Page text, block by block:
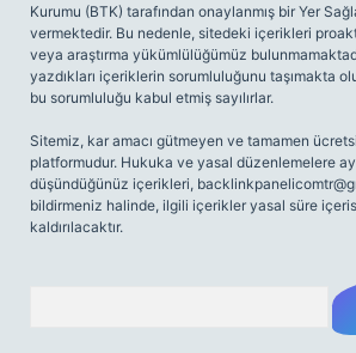
Kurumu (BTK) tarafından onaylanmış bir Yer
vermektedir. Bu nedenle, sitedeki içerikleri
veya araştırma yükümlülüğümüz
yazdıkları içeriklerin sorumluluğunu taşımakta
bu sorumluluğu kabul etmiş sayılırlar.
Sitemiz, kar amacı gütmeyen ve tamamen
platformudur. Hukuka ve yasal düzenlemelere
düşündüğünüz içerikleri,
bildirmeniz halinde, ilgili içerikler yasal süre
kaldırılacaktır.